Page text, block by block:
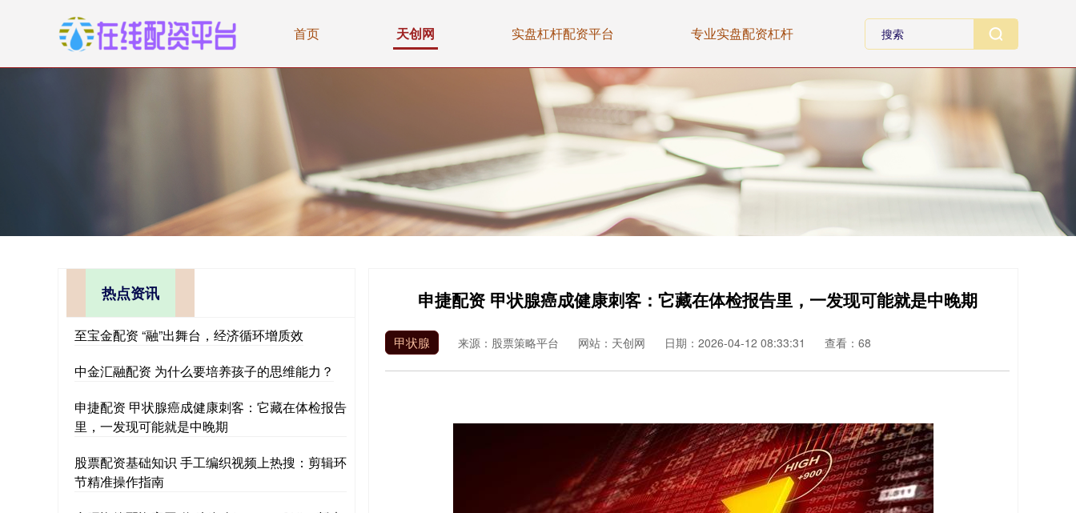
首页 天创网 实盘杠杆配资平台 专业实盘配资杠杆
申捷配资 甲状腺癌成健康刺客：它藏在体检报告里，一发现可能就是中晚期
甲状腺 来源：股票策略平台 网站：天创网 日期：2026-04-12 08:33:31 查看：68
热点资讯
至宝金配资 “融”出舞台，经济循环增质效
中金汇融配资 为什么要培养孩子的思维能力？
申捷配资 甲状腺癌成健康刺客：它藏在体检报告
里，一发现可能就是中晚期
股票配资基础知识 手工编织视频上热搜：剪辑环
节精准操作指南